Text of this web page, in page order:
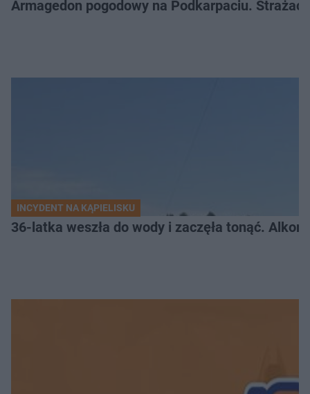
Armagedon pogodowy na Podkarpaciu.
INCYDENT NA KĄPIELISKU
36-latka weszła do wody i zaczęła tonąć.